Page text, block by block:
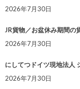
2026年7月30日
JR貨物／お盆休み期間の
2026年7月30日
にしてつドイツ現地法人
2026年7月30日